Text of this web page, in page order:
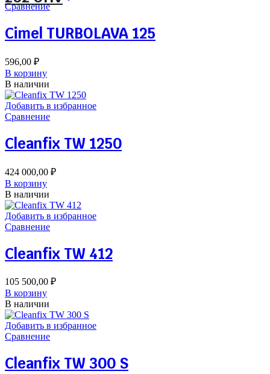
Сравнение
Cimel TURBOLAVA 125
596,00 ₽
В корзину
В наличии
Добавить в избранное
Сравнение
Cleanfix TW 1250
424 000,00 ₽
В корзину
В наличии
Добавить в избранное
Сравнение
Cleanfix TW 412
105 500,00 ₽
В корзину
В наличии
Добавить в избранное
Сравнение
Cleanfix TW 300 S